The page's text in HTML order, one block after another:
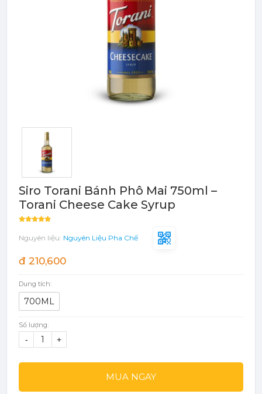
Siro Torani Bánh Phô Mai 750ml –
Torani Cheese Cake Syrup
Nguyên liệu: Nguyên Liệu Pha Chế
đ 210,600
Dung tích:
700ML
Số lượng:
- +
MUA NGAY
TRÁI CÂY ĐÓNG HỘP (CANNED
Đào Ngâm - Trái Cây Hộp
Máy Móc Dụng Cụ
Phụ Kiện Các Loại